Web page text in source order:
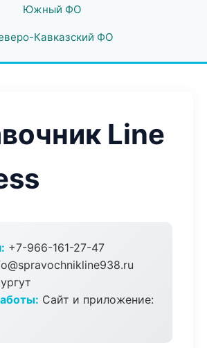
Южный ФО
Кавказский ФО
Line
+7-966-161-27-47
Сайт и приложение: